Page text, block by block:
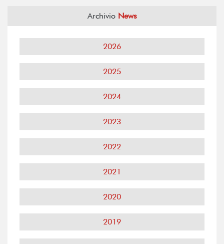
Archivio News
2026
2025
2024
2023
2022
2021
2020
2019